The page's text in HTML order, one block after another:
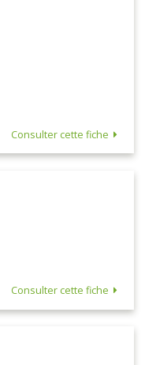
Consulter cette fiche
Consulter cette fiche